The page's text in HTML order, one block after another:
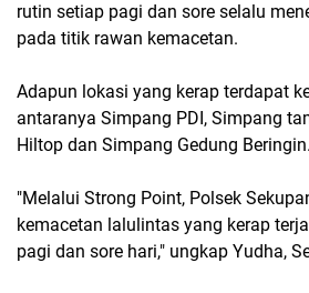
rutin setiap pagi dan sore selalu
pada titik rawan kemacetan.
Adapun lokasi yang kerap terdapat
antaranya Simpang PDI, Simpang
Hiltop dan Simpang Gedung Beringin.
"Melalui Strong Point, Polsek
kemacetan lalulintas yang kerap
pagi dan sore hari," ungkap Yudha,